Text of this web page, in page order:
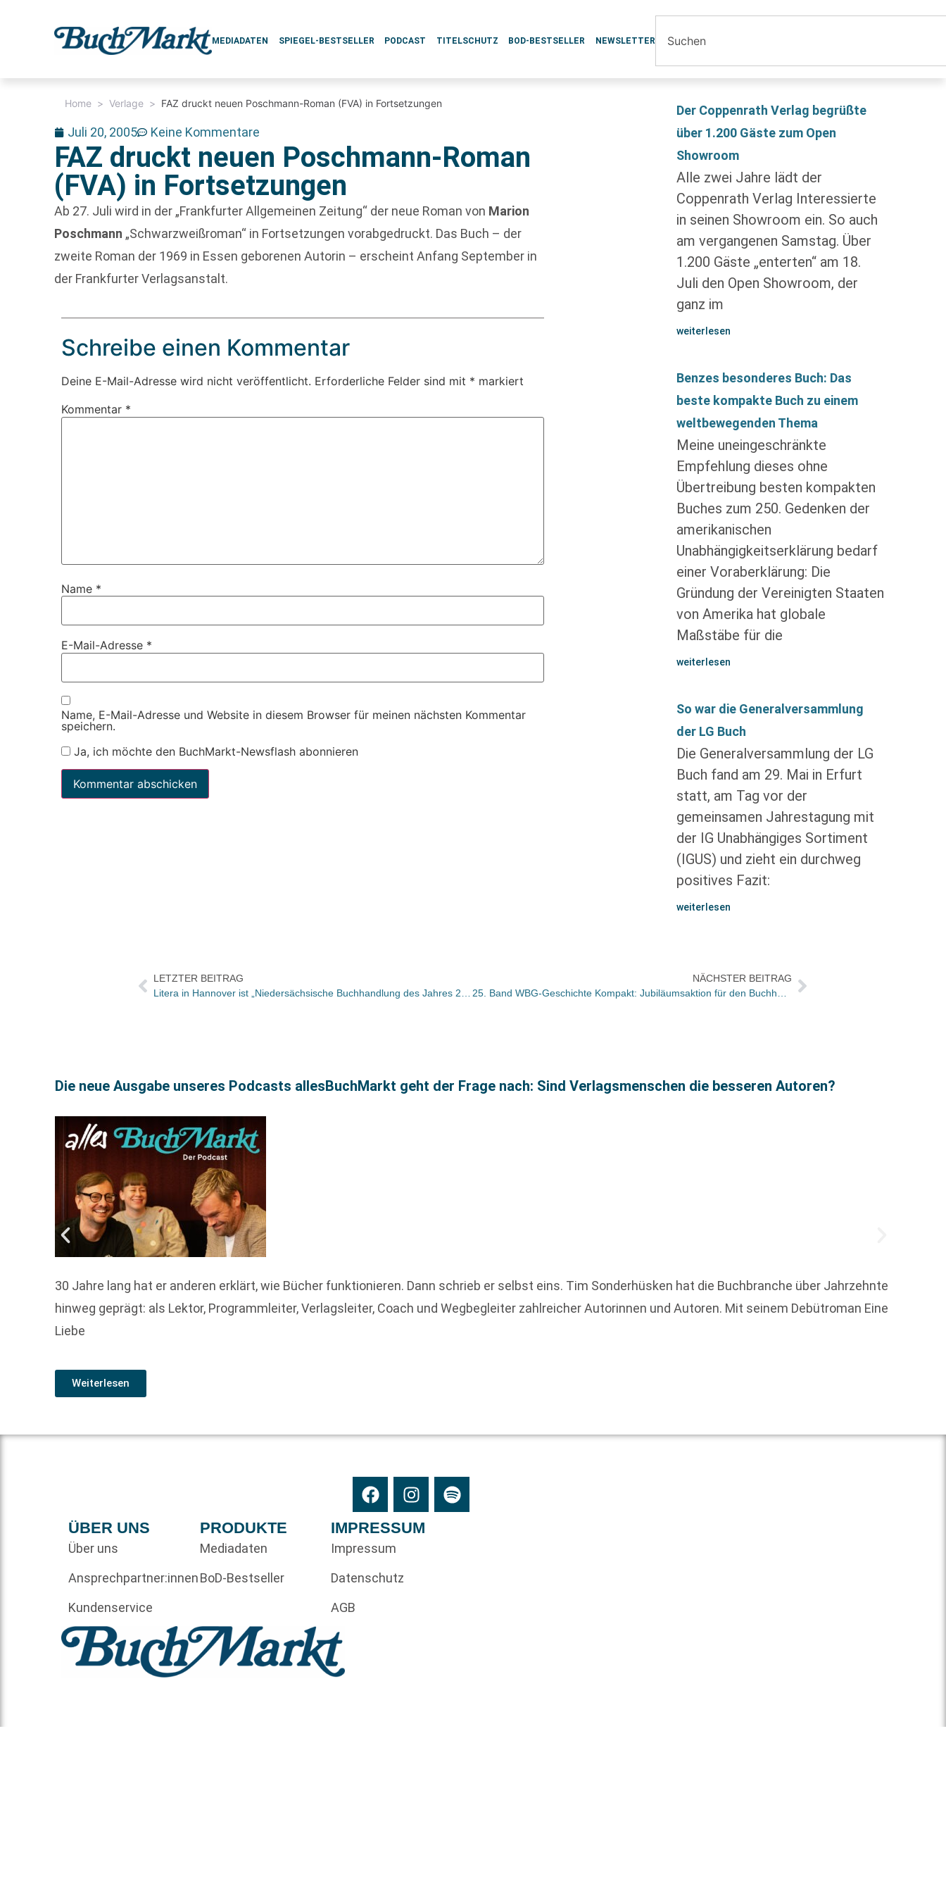
MEDIADATEN SPIEGEL-BESTSELLER PODCAST TITELSCHUTZ BOD-BESTSELLER NEWSLETTER
Home > Verlage > FAZ druckt neuen Poschmann-Roman (FVA) in Fortsetzungen
Juli 20, 2005 Keine Kommentare
FAZ druckt neuen Poschmann-Roman
(FVA) in Fortsetzungen
Ab 27. Juli wird in der „Frankfurter Allgemeinen Zeitung“ der neue Roman von Marion
Poschmann „Schwarzweißroman“ in Fortsetzungen vorabgedruckt. Das Buch – der
zweite Roman der 1969 in Essen geborenen Autorin – erscheint Anfang September in
der Frankfurter Verlagsanstalt.
Schreibe einen Kommentar
Deine E-Mail-Adresse wird nicht veröffentlicht. Erforderliche Felder sind mit * markiert
Kommentar *
Name *
E-Mail-Adresse *
Name, E-Mail-Adresse und Website in diesem Browser für meinen nächsten Kommentar
speichern.
Ja, ich möchte den BuchMarkt-Newsflash abonnieren
Der Coppenrath Verlag begrüßte
über 1.200 Gäste zum Open
Showroom
Alle zwei Jahre lädt der
Coppenrath Verlag Interessierte
in seinen Showroom ein. So auch
am vergangenen Samstag. Über
1.200 Gäste „enterten“ am 18.
Juli den Open Showroom, der
ganz im
weiterlesen
Benzes besonderes Buch: Das
beste kompakte Buch zu einem
weltbewegenden Thema
Meine uneingeschränkte
Empfehlung dieses ohne
Übertreibung besten kompakten
Buches zum 250. Gedenken der
amerikanischen
Unabhängigkeitserklärung bedarf
einer Voraberklärung: Die
Gründung der Vereinigten Staaten
von Amerika hat globale
Maßstäbe für die
weiterlesen
So war die Generalversammlung
der LG Buch
Die Generalversammlung der LG
Buch fand am 29. Mai in Erfurt
statt, am Tag vor der
gemeinsamen Jahrestagung mit
der IG Unabhängiges Sortiment
(IGUS) und zieht ein durchweg
positives Fazit:
weiterlesen
LETZTER BEITRAG
NÄCHSTER BEITRAG
Die neue Ausgabe unseres Podcasts allesBuchMarkt geht der Frage nach: Sind Verlagsmenschen die besseren Autoren?
30 Jahre lang hat er anderen erklärt, wie Bücher funktionieren. Dann schrieb er selbst eins. Tim Sonderhüsken hat die Buchbranche über Jahrzehnte
hinweg geprägt: als Lektor, Programmleiter, Verlagsleiter, Coach und Wegbegleiter zahlreicher Autorinnen und Autoren. Mit seinem Debütroman Eine
Liebe
Weiterlesen
ÜBER UNS
Über uns
Ansprechpartner:innen
Kundenservice
PRODUKTE
Mediadaten
BoD-Bestseller
IMPRESSUM
Impressum
Datenschutz
AGB